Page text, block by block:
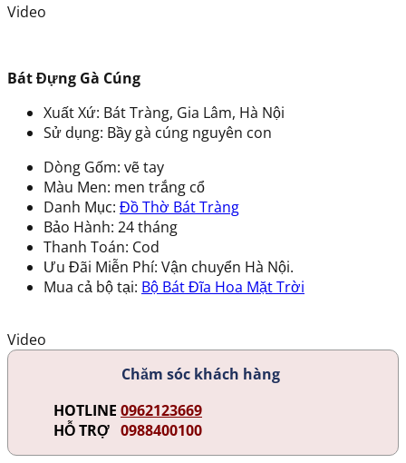
Video
Bát Đựng Gà Cúng
Xuất Xứ: Bát Tràng, Gia Lâm, Hà Nội
Sử dụng: Bầy gà cúng nguyên con
Dòng Gốm: vẽ tay
Màu Men: men trắng cổ
Danh Mục: Đồ Thờ Bát Tràng
Bảo Hành: 24 tháng
Thanh Toán: Cod
Ưu Đãi Miễn Phí: Vận chuyển Hà Nội.
Mua cả bộ tại: Bộ Bát Đĩa Hoa Mặt Trời
Video
Chăm sóc khách hàng
HOTLINE 0962123669
HỖ TRỢ 0988400100